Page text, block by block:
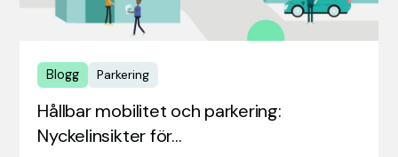
Blogg Parkering
Hållbar mobilitet och parkering:
Nyckelinsikter för…